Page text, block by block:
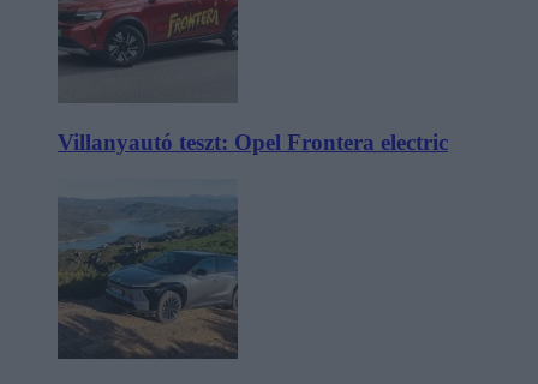
Villanyautó teszt: Opel Frontera electric